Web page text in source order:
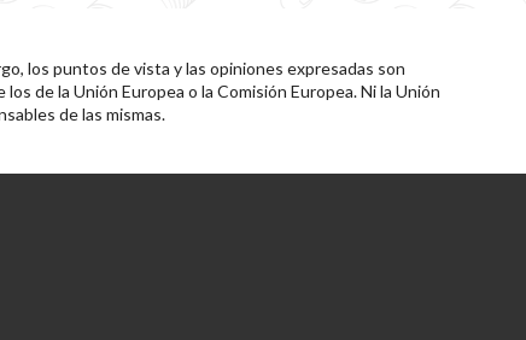
los puntos de vista y las opiniones expresadas son
de la Unión Europea o la Comisión Europea. Ni la Unión
de las mismas.